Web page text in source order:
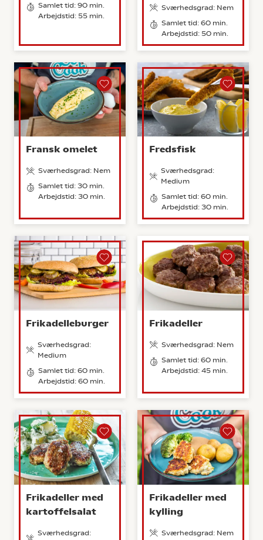
Samlet tid: 90 min.
Arbejdstid: 55 min.
Sværhedsgrad: Nem
Samlet tid: 60 min.
Arbejdstid: 50 min.
Fransk omelet
Sværhedsgrad: Nem
Samlet tid: 30 min.
Arbejdstid: 30 min.
Fredsfisk
Sværhedsgrad:
Medium
Samlet tid: 60 min.
Arbejdstid: 30 min.
Frikadelleburger
Sværhedsgrad:
Medium
Samlet tid: 60 min.
Arbejdstid: 60 min.
Frikadeller
Sværhedsgrad: Nem
Samlet tid: 60 min.
Arbejdstid: 45 min.
Frikadeller med
kartoffelsalat
Sværhedsgrad:
Frikadeller med
kylling
Sværhedsgrad: Nem